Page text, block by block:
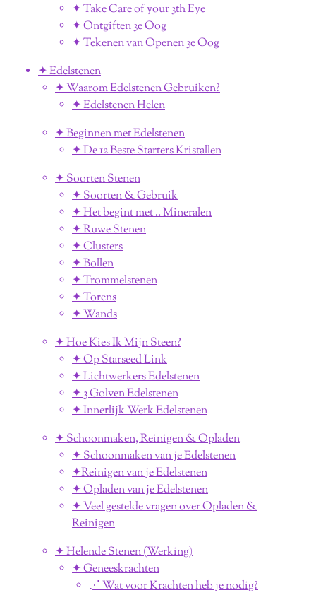
✦ Take Care of your 3th Eye
✦ Ontgiften 3e Oog
✦ Tekenen van Openen 3e Oog
✦ Edelstenen
✦ Waarom Edelstenen Gebruiken?
✦ Edelstenen Helen
✦ Beginnen met Edelstenen
✦ De 12 Beste Starters Kristallen
✦ Soorten Stenen
✦ Soorten & Gebruik
✦ Het begint met .. Mineralen
✦ Ruwe Stenen
✦ Clusters
✦ Bollen
✦ Trommelstenen
✦ Torens
✦ Wands
✦ Hoe Kies Ik Mijn Steen?
✦ Op Starseed Link
✦ Lichtwerkers Edelstenen
✦ 3 Golven Edelstenen
✦ Innerlijk Werk Edelstenen
✦ Schoonmaken, Reinigen & Opladen
✦ Schoonmaken van je Edelstenen
✦Reinigen van je Edelstenen
✦ Opladen van je Edelstenen
✦ Veel gestelde vragen over Opladen &
Reinigen
✦ Helende Stenen (Werking)
✦ Geneeskrachten
⋰ Wat voor Krachten heb je nodig?